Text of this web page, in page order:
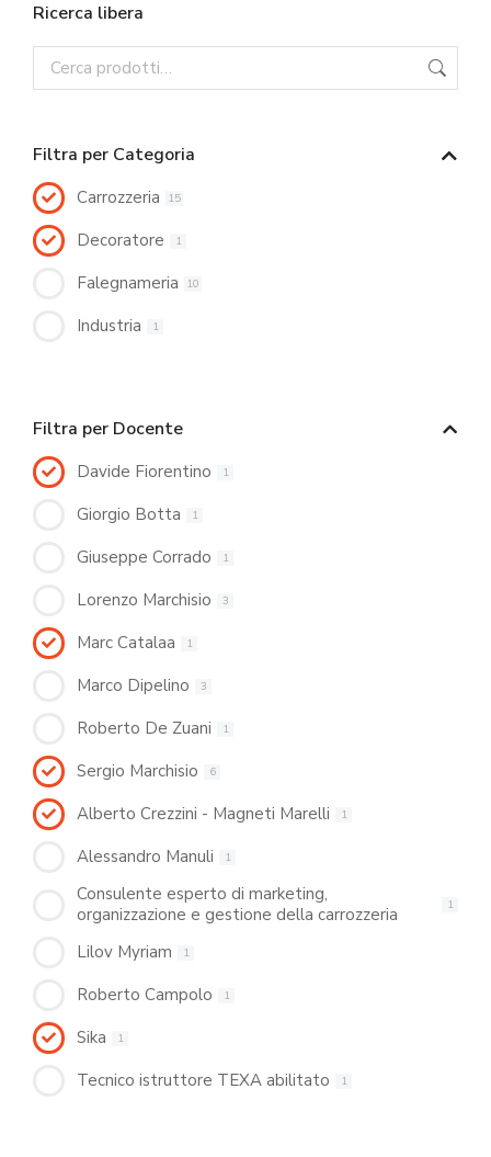
Ricerca libera
Filtra per Categoria
Carrozzeria 15
Decoratore 1
Falegnameria 10
Industria 1
Filtra per Docente
Davide Fiorentino 1
Giorgio Botta 1
Giuseppe Corrado 1
Lorenzo Marchisio 3
Marc Catalaa 1
Marco Dipelino 3
Roberto De Zuani 1
Sergio Marchisio 6
Alberto Crezzini - Magneti Marelli 1
Alessandro Manuli 1
Consulente esperto di marketing,
organizzazione e gestione della carrozzeria
1
Lilov Myriam 1
Roberto Campolo 1
Sika 1
Tecnico istruttore TEXA abilitato 1